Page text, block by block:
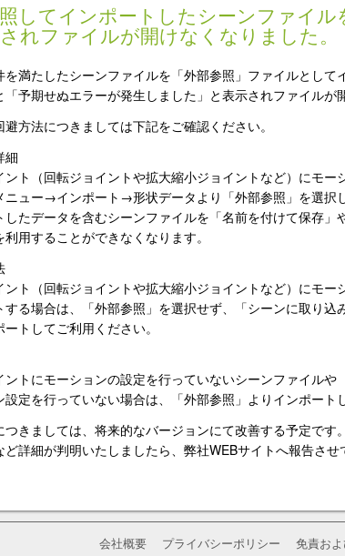
してインポートしたシーンファイル
れファイルが開けなくなりました。
を満たしたシーンファイルを「外部参照」ファイルとして
「予期せぬエラーが発生しました」と表示されファイルが
方法につきましては下記をご確認ください。
細
ント（回転ジョイントや拡大縮小ジョイントなど）にモー
ニュー→インポート→形状データより「外部参照」を選択
したデータを含むシーンファイルを「名前を付けて保存」
用することができなくなります。
ント（回転ジョイントや拡大縮小ジョイントなど）にモー
する場合は、「外部参照」を選択せず、「シーンに取り込
トしてご利用ください。
ントにモーションの設定を行っていないシーンファイルや
設定を行っていない場合は、「外部参照」よりインポート
つきましては、将来的なバージョンにて改善する予定です。
ど詳細が判明いたしましたら、弊社WEBサイトへ報告させ
会社概要 プライバシーポリシー 免責お